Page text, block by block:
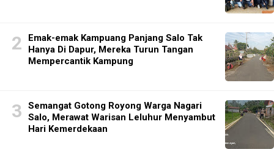
Emak-emak Kampuang Panjang Salo Tak
Hanya Di Dapur, Mereka Turun Tangan
Mempercantik Kampung
Semangat Gotong Royong Warga Nagari
Salo, Merawat Warisan Leluhur Menyambut
Hari Kemerdekaan